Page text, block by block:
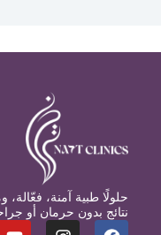
حلولًا طبية آمنة،
نتائج بدون حرمان أو